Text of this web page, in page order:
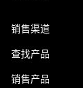
销售渠道
查找产品
销售产品